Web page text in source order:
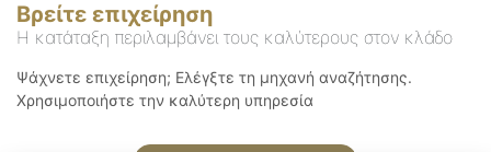
Βρείτε επιχείρηση
Η κατάταξη περιλαμβάνει τους καλύτερους στον κλάδο
Ψάχνετε επιχείρηση; Ελέγξτε τη μηχανή αναζήτησης.
Χρησιμοποιήστε την καλύτερη υπηρεσία